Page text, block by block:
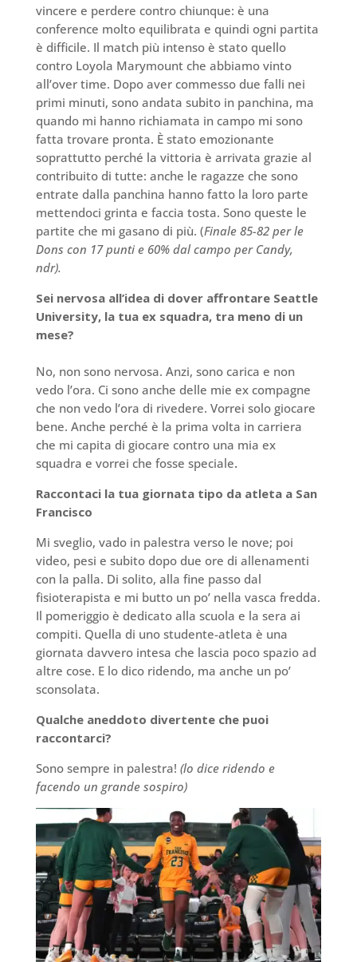
vincere e perdere contro chiunque: è una
conference molto equilibrata e quindi ogni partita
è difficile. Il match più intenso è stato quello
contro Loyola Marymount che abbiamo vinto
all’over time. Dopo aver commesso due falli nei
primi minuti, sono andata subito in panchina, ma
quando mi hanno richiamata in campo mi sono
fatta trovare pronta. È stato emozionante
soprattutto perché la vittoria è arrivata grazie al
contribuito di tutte: anche le ragazze che sono
entrate dalla panchina hanno fatto la loro parte
mettendoci grinta e faccia tosta. Sono queste le
partite che mi gasano di più. (Finale 85-82 per le
Dons con 17 punti e 60% dal campo per Candy,
ndr).
Sei nervosa all’idea di dover affrontare Seattle
University, la tua ex squadra, tra meno di un
mese?
No, non sono nervosa. Anzi, sono carica e non
vedo l’ora. Ci sono anche delle mie ex compagne
che non vedo l’ora di rivedere. Vorrei solo giocare
bene. Anche perché è la prima volta in carriera
che mi capita di giocare contro una mia ex
squadra e vorrei che fosse speciale.
Raccontaci la tua giornata tipo da atleta a San
Francisco
Mi sveglio, vado in palestra verso le nove; poi
video, pesi e subito dopo due ore di allenamenti
con la palla. Di solito, alla fine passo dal
fisioterapista e mi butto un po’ nella vasca fredda.
Il pomeriggio è dedicato alla scuola e la sera ai
compiti. Quella di uno studente-atleta è una
giornata davvero intesa che lascia poco spazio ad
altre cose. E lo dico ridendo, ma anche un po’
sconsolata.
Qualche aneddoto divertente che puoi
raccontarci?
Sono sempre in palestra! (lo dice ridendo e
facendo un grande sospiro)